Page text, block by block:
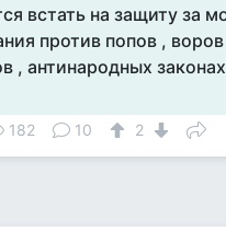
встать на защиту за
против попов , воров
, антинародных законах
182 10 2